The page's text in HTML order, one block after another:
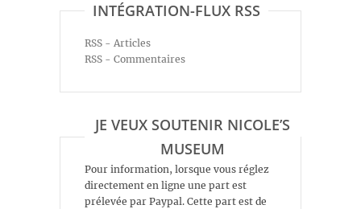
INTÉGRATION-FLUX RSS
RSS - Articles
RSS - Commentaires
JE VEUX SOUTENIR NICOLE’S
MUSEUM
Pour information, lorsque vous réglez
directement en ligne une part est
prélevée par Paypal. Cette part est de